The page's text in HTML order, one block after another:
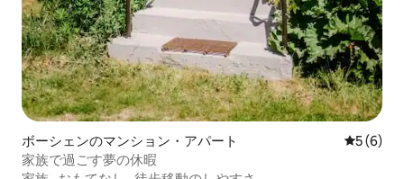
ボーシェンのマンション・アパート レビュー
5 (6)
家族で過ごす夢の休暇